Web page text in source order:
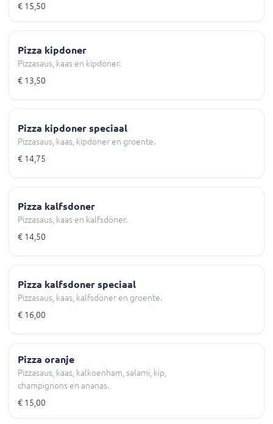
€ 15,50
Pizza kipdoner
Pizzasaus, kaas en kipdöner.
€ 13,50
Pizza kipdoner speciaal
Pizzasaus, kaas, kipdöner en groente.
€ 14,75
Pizza kalfsdoner
Pizzasaus, kaas en kalfsdöner.
€ 14,50
Pizza kalfsdoner speciaal
Pizzasaus, kaas, kalfsdöner en groente.
€ 16,00
Pizza oranje
Pizzasaus, kaas, kalkoenham, salami, kip,
champignons en ananas.
€ 15,00